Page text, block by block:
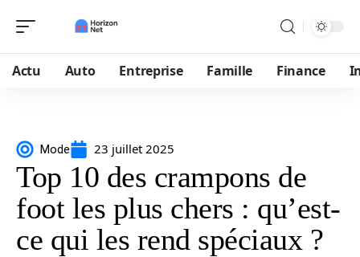
Actu Auto Entreprise Famille Finance
Mode 23 juillet 2025
Top 10 des crampons de
foot les plus chers : qu’est-
ce qui les rend spéciaux ?